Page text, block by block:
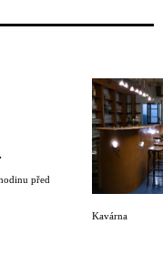
před
Kavárna